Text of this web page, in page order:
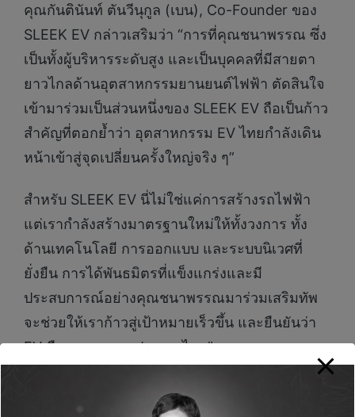
คุณกันตินันท์ ตันวีนุกูล (เบน), Co-Founder ของ
SLEEK EV กล่าวเสริมว่า “การที่คุณชนาพรรณ ซึ่ง
เป็นทั้งผู้บริหารระดับสูง และเป็นบุคคลที่มีสายตา
ยาวไกลด้านอุตสาหกรรมยานยนต์ไฟฟ้า ตัดสินใจ
เข้ามาร่วมเป็นส่วนหนึ่งของ SLEEK EV ถือเป็นก้าว
สำคัญที่ตอกย้ำว่า อุตสาหกรรม EV ไทยกำลังเดิน
หน้าเข้าสู่จุดเปลี่ยนครั้งใหญ่จริง ๆ”
สำหรับ SLEEK EV นี่ไม่ใช่แค่การสร้างรถไฟฟ้า
แต่เรากำลังสร้างมาตรฐานใหม่ให้ทั้งวงการ ทั้ง
ด้านเทคโนโลยี การออกแบบ และระบบนิเวศที่
ยั่งยืน การได้พันธมิตรที่แข็งแกร่งและมี
ประสบการณ์อย่างคุณชนาพรรณมาร่วมเสริมทัพ
จะช่วยให้เราก้าวสู่เป้าหมายเร็วขึ้น และยืนยันว่า
EV คืออนาคตของประเทศไทย”